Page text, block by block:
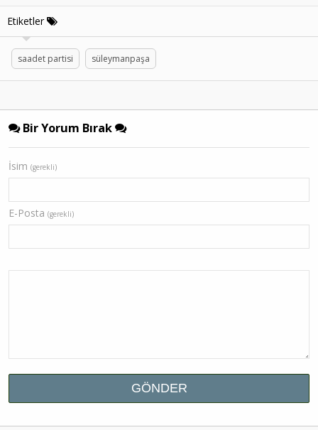
Etiketler
saadet partisi süleymanpaşa
Bir Yorum Bırak
İsim (gerekli)
E-Posta (gerekli)